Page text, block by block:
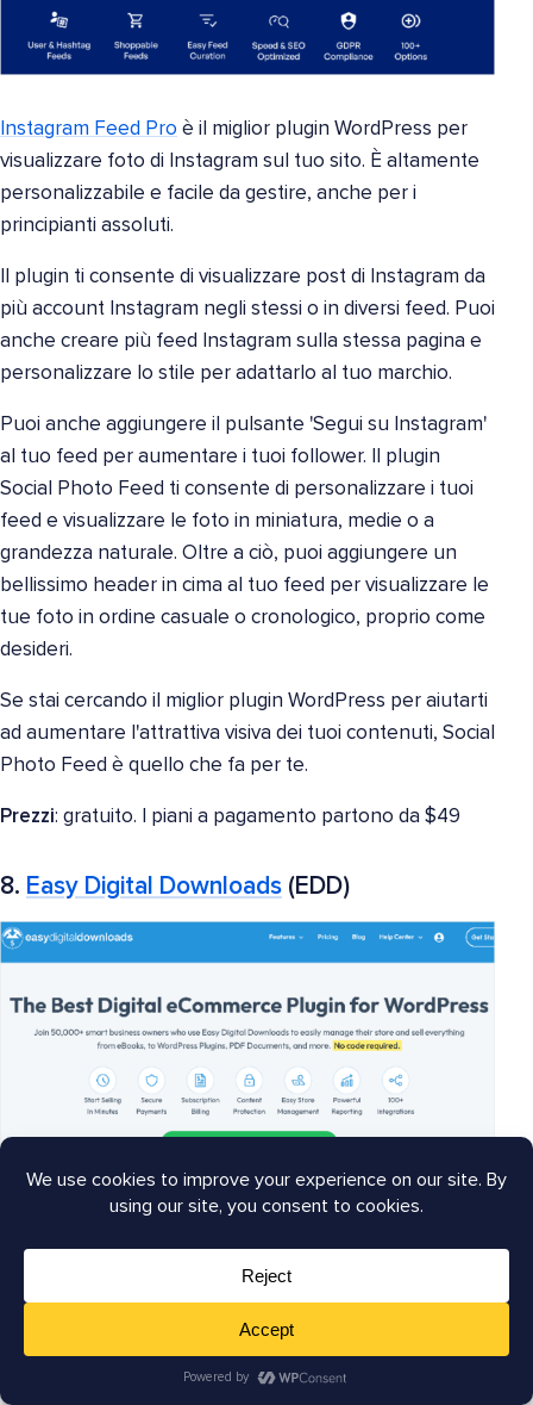
Instagram Feed Pro è il miglior plugin WordPress per
visualizzare foto di Instagram sul tuo sito. È altamente
personalizzabile e facile da gestire, anche per i
principianti assoluti.
Il plugin ti consente di visualizzare post di Instagram da
più account Instagram negli stessi o in diversi feed. Puoi
anche creare più feed Instagram sulla stessa pagina e
personalizzare lo stile per adattarlo al tuo marchio.
Puoi anche aggiungere il pulsante 'Segui su Instagram'
al tuo feed per aumentare i tuoi follower. Il plugin
Social Photo Feed ti consente di personalizzare i tuoi
feed e visualizzare le foto in miniatura, medie o a
grandezza naturale. Oltre a ciò, puoi aggiungere un
bellissimo header in cima al tuo feed per visualizzare le
tue foto in ordine casuale o cronologico, proprio come
desideri.
Se stai cercando il miglior plugin WordPress per aiutarti
ad aumentare l'attrattiva visiva dei tuoi contenuti, Social
Photo Feed è quello che fa per te.
Prezzi: gratuito. I piani a pagamento partono da $49
8. Easy Digital Downloads (EDD)
Easy Digital Downloads(EDD) è la migliore soluzione
configurare un negozio di eCommerce. È
indubbiamente il miglior plugin WordPress per vendere
prodotti digitali come ebook, plugin, PDF, software e